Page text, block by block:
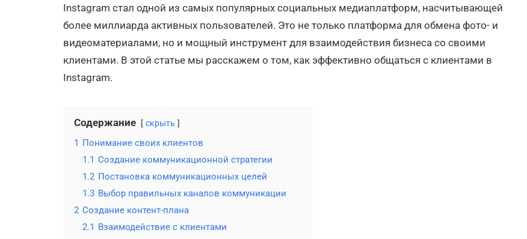
Instagram стал одной из самых популярных социальных медиаплатформ, насчитывающей
более миллиарда активных пользователей. Это не только платформа для обмена фото- и
видеоматериалами, но и мощный инструмент для взаимодействия бизнеса со своими
клиентами. В этой статье мы расскажем о том, как эффективно общаться с клиентами в
Instagram.
Содержание скрыть
1 Понимание своих клиентов
1.1 Создание коммуникационной стратегии
1.2 Постановка коммуникационных целей
1.3 Выбор правильных каналов коммуникации
2 Создание контент-плана
2.1 Взаимодействие с клиентами